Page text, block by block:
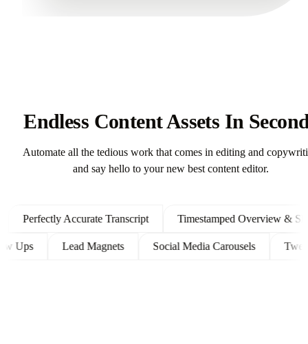
Endless Content Assets In
Automate all the tedious work that comes in editing and
and say hello to your new best content editor.
Perfectly Accurate Transcript Timestamped Overview &
Follow Ups Lead Magnets Social Media Carousels